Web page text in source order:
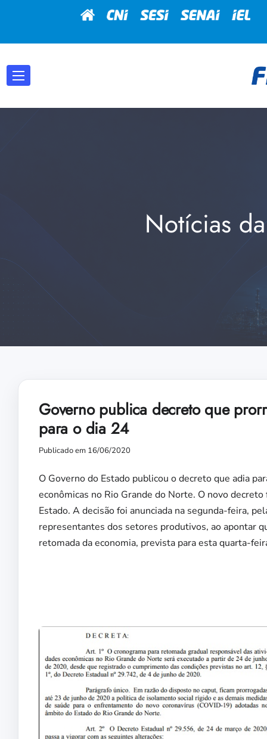
Notícias
Governo publica decreto que
para o dia 24
Publicado em 16/06/2020
O Governo do Estado publicou o decreto que adia
econômicas no Rio Grande do Norte. O novo
Estado. A decisão foi anunciada na segunda-feira,
representantes dos setores produtivos, ao apontar
retomada da economia, prevista para esta quarta-